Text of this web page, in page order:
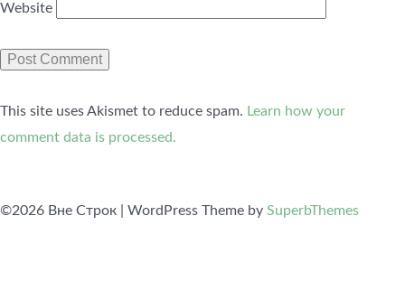
Website
This site uses Akismet to reduce spam. Learn how your
comment data is processed.
©2026 Вне Строк | WordPress Theme by SuperbThemes